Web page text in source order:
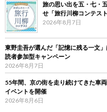
旅の思い出を五・七・
せ「旅行川柳コンテス
2026年8月7日
東野圭吾が選んだ「記憶に残る一文
読者参加型キャンペーン
2026年8月7日
55年間、京の街を走り続けてきた車
イベントを開催
2026年8月6日